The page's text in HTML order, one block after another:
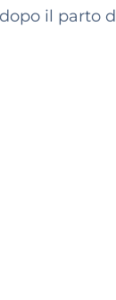
il parto